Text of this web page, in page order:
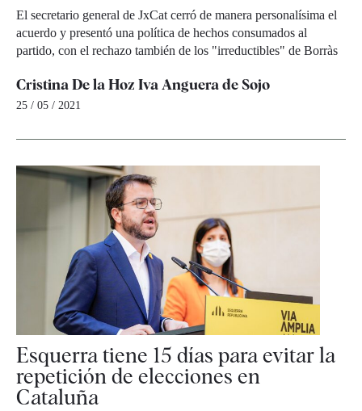
El secretario general de JxCat cerró de manera personalísima el
acuerdo y presentó una política de hechos consumados al
partido, con el rechazo también de los "irreductibles" de Borràs
Cristina De la Hoz Iva Anguera de Sojo
25 / 05 / 2021
Esquerra tiene 15 días para evitar la
repetición de elecciones en
Cataluña